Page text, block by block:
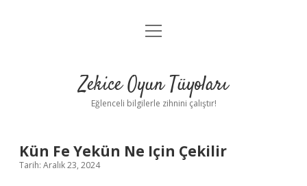
Anasayfa
Yasal Uyarı
menüyü
Zekice Oyun Tüyoları
Eğlenceli bilgilerle zihnini çalıştır!
Kün Fe Yekün Ne Için Çekilir
Tarih: Aralık 23, 2024